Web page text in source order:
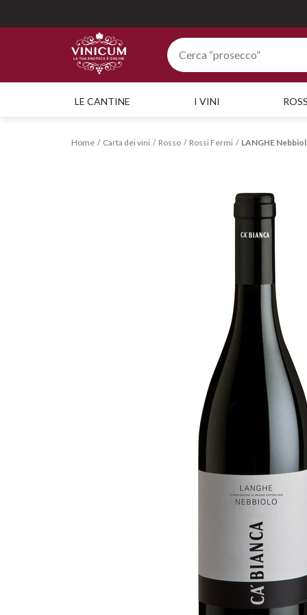
LE CANTINE I VINI
Home Carta dei vini Rosso Rossi Fermi LANGHE